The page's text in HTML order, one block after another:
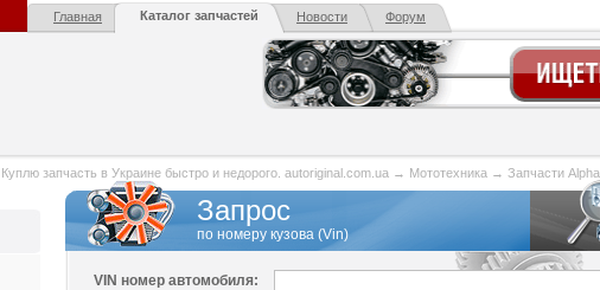
Главная Каталог запчастей Новости Форум
запчасть в Украине быстро и недорого. autoriginal.com.ua → Мототехника → Запчасти Alpha
Запрос
по номеру кузова (Vin)
VIN номер автомобиля: